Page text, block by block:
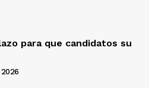
para que candidatos su